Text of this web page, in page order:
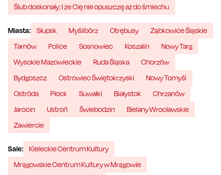
Ślub doskonały: I że Cię nie opuszczę aż do śmiechu
Miasta: Słupsk Myślibórz Otrębusy
Ząbkowice Śląskie
Tarnów
Police Sosnowiec Koszalin
Nowy Targ
Wysokie Mazowieckie
Ruda Śląska
Chorzów
Bydgoszcz
Ostrowiec Świętokrzyski
Nowy Tomyśl
Ostróda
Płock Suwałki Białystok
Chrzanów
Jarocin
Ustroń Świebodzin
Bielany Wrocławskie
Zawiercie
Sale:
Kieleckie Centrum Kultury
Mrągowskie Centrum Kultury w Mrągowie